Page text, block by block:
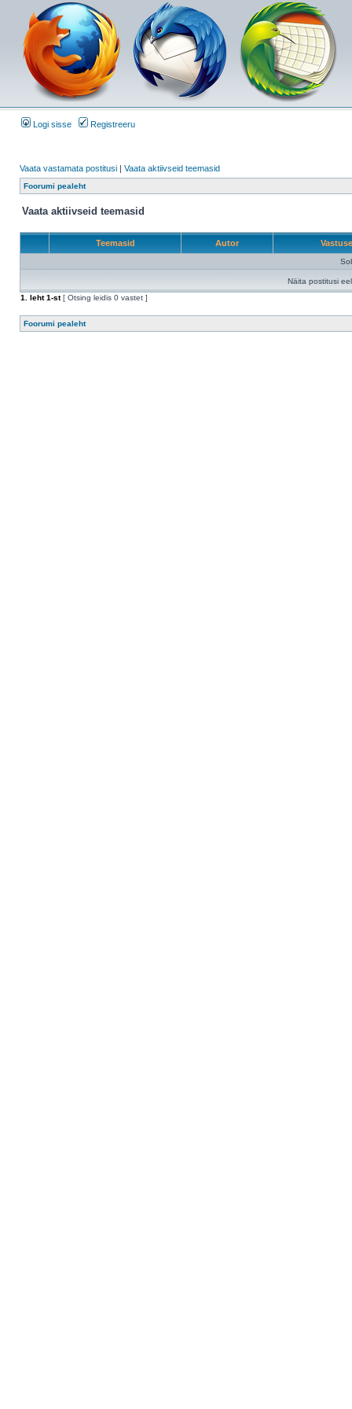
Logi sisse Registreeru
Vaata vastamata postitusi | Vaata aktiivseid teemasid
Foorumi pealeht
Vaata aktiivseid teemasid
Teemasid Autor
Näita postitusi
1
. leht1-st[ Otsing leidis 0 vastet ]
Foorumi pealeht